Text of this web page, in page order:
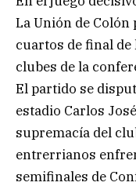
La Unión de Colón
cuartos de final de
clubes de la
El partido se
estadio Carlos
supremacía del
entrerrianos
semifinales de